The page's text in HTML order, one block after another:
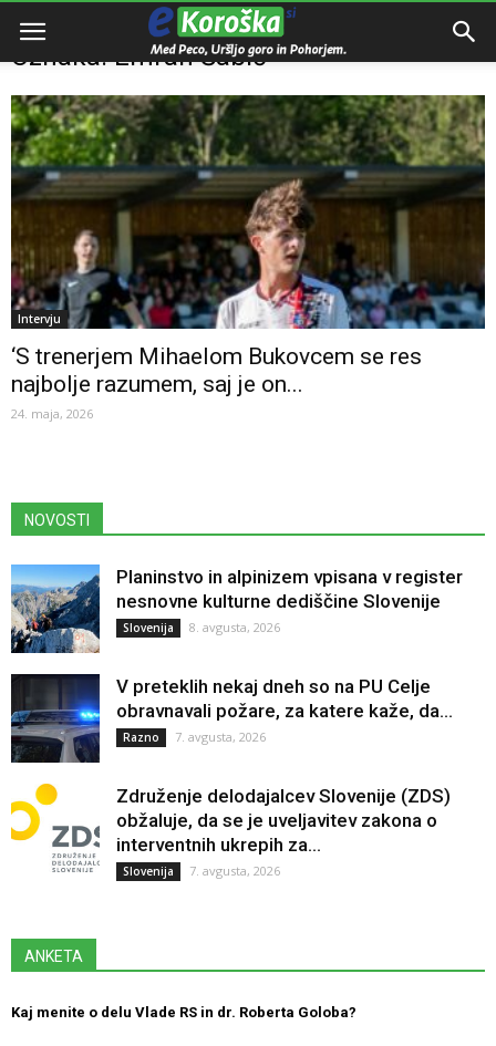
Domov Emrah Šabić
Oznaka: Emrah Šabić
Intervju
‘S trenerjem Mihaelom Bukovcem se res
najbolje razumem, saj je on...
24. maja, 2026
NOVOSTI
Planinstvo in alpinizem vpisana v register
nesnovne kulturne dediščine Slovenije
Slovenija 8. avgusta, 2026
V preteklih nekaj dneh so na PU Celje
obravnavali požare, za katere kaže, da...
Razno 7. avgusta, 2026
Združenje delodajalcev Slovenije (ZDS)
obžaluje, da se je uveljavitev zakona o
interventnih ukrepih za...
Slovenija 7. avgusta, 2026
ANKETA
Kaj menite o delu Vlade RS in dr. Roberta Goloba?